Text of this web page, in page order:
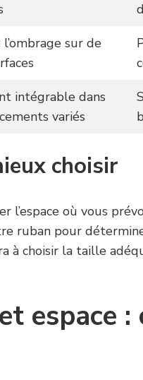
l’ombrage sur de
intégrable dans
variés
choisir
l’espace où vous
ruban pour
à choisir la taille
espace :